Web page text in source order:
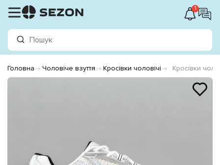
1
Головна Чоловіче взуття Кросівки чоловічі Кросівки